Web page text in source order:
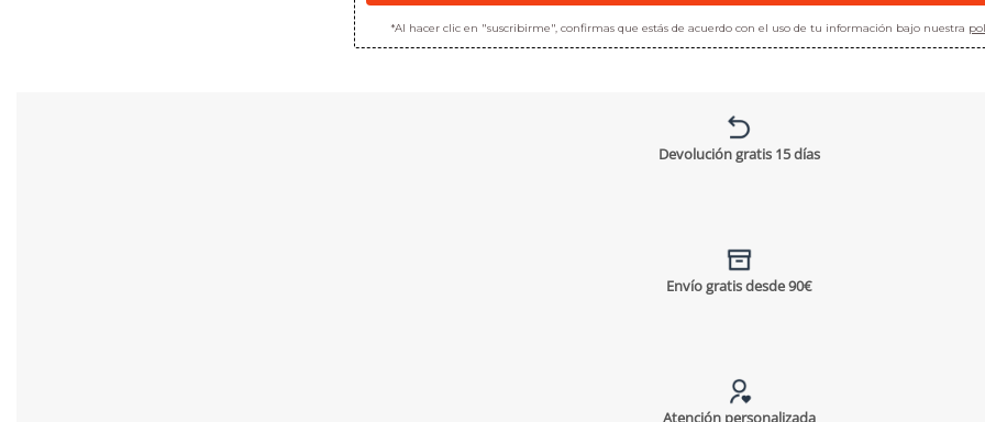
*Al hacer clic en "suscribirme", confirmas que estás de acuerdo con el uso de tu información bajo nuestra
Devolución gratis 15 días
Envío gratis desde 90€